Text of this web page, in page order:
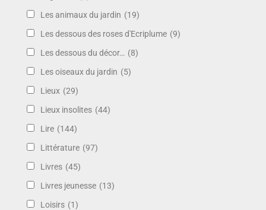
Les animaux du jardin (19)
Les dessous des roses d'Ecriplume (9)
Les dessous du décor… (8)
Les oiseaux du jardin (5)
Lieux (29)
Lieux insolites (44)
Lire (144)
Littérature (97)
Livres (45)
Livres jeunesse (13)
Loisirs (1)